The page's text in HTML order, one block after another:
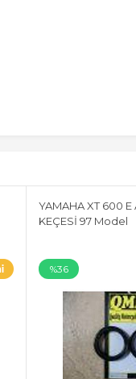
YAMAHA XT 600 E
KEÇESİ 97 Model
%36